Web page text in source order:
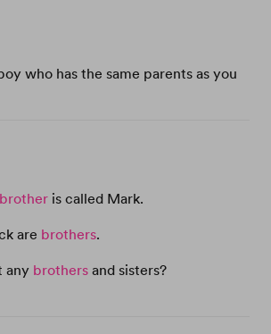
who has the same parents as you
brother is called Mark.
are brothers.
any brothersand sisters?